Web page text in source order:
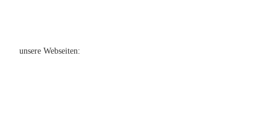
unsere Webseiten: